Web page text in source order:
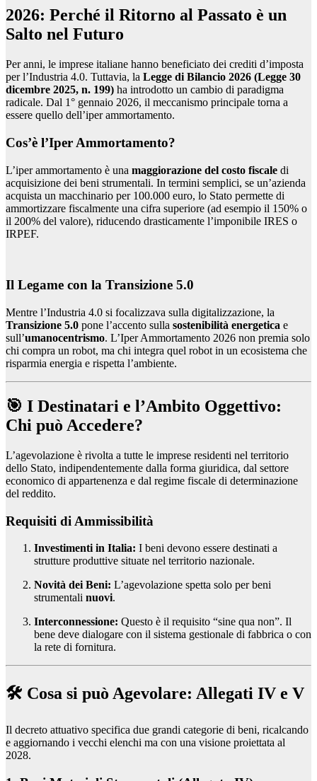
2026: Perché il Ritorno al Passato è un
Salto nel Futuro
Per anni, le imprese italiane hanno beneficiato dei crediti d’imposta
per l’Industria 4.0. Tuttavia, la Legge di Bilancio 2026 (Legge 30
dicembre 2025, n. 199) ha introdotto un cambio di paradigma
radicale. Dal 1° gennaio 2026, il meccanismo principale torna a
essere quello dell’iper ammortamento.
Cos’è l’Iper Ammortamento?
L’iper ammortamento è una maggiorazione del costo fiscale di
acquisizione dei beni strumentali. In termini semplici, se un’azienda
acquista un macchinario per 100.000 euro, lo Stato permette di
ammortizzare fiscalmente una cifra superiore (ad esempio il 150% o
il 200% del valore), riducendo drasticamente l’imponibile IRES o
IRPEF.
Il Legame con la Transizione 5.0
Mentre l’Industria 4.0 si focalizzava sulla digitalizzazione, la
Transizione 5.0 pone l’accento sulla sostenibilità energetica e
sull’umanocentrismo. L’Iper Ammortamento 2026 non premia solo
chi compra un robot, ma chi integra quel robot in un ecosistema che
risparmia energia e rispetta l’ambiente.
🎯 I Destinatari e l’Ambito Oggettivo:
Chi può Accedere?
L’agevolazione è rivolta a tutte le imprese residenti nel territorio
dello Stato, indipendentemente dalla forma giuridica, dal settore
economico di appartenenza e dal regime fiscale di determinazione
del reddito.
Requisiti di Ammissibilità
Investimenti in Italia: I beni devono essere destinati a
strutture produttive situate nel territorio nazionale.
Novità dei Beni: L’agevolazione spetta solo per beni
strumentali nuovi.
Interconnessione: Questo è il requisito “sine qua non”. Il
bene deve dialogare con il sistema gestionale di fabbrica o con
la rete di fornitura.
🛠️ Cosa si può Agevolare: Allegati IV e V
Il decreto attuativo specifica due grandi categorie di beni, ricalcando
e aggiornando i vecchi elenchi ma con una visione proiettata al
2028.